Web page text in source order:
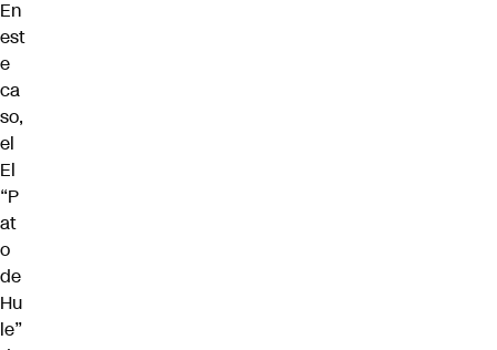
En
est
e
ca
so,
el
El
“P
at
o
de
Hu
le”